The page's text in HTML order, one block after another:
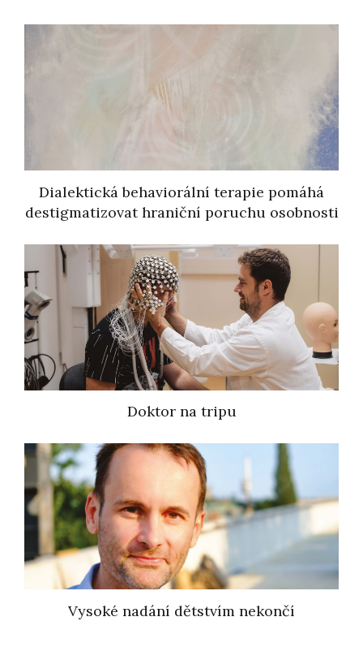
Dialektická behaviorální terapie pomáhá
destigmatizovat hraniční poruchu osobnosti
Doktor na tripu
Vysoké nadání dětstvím nekončí